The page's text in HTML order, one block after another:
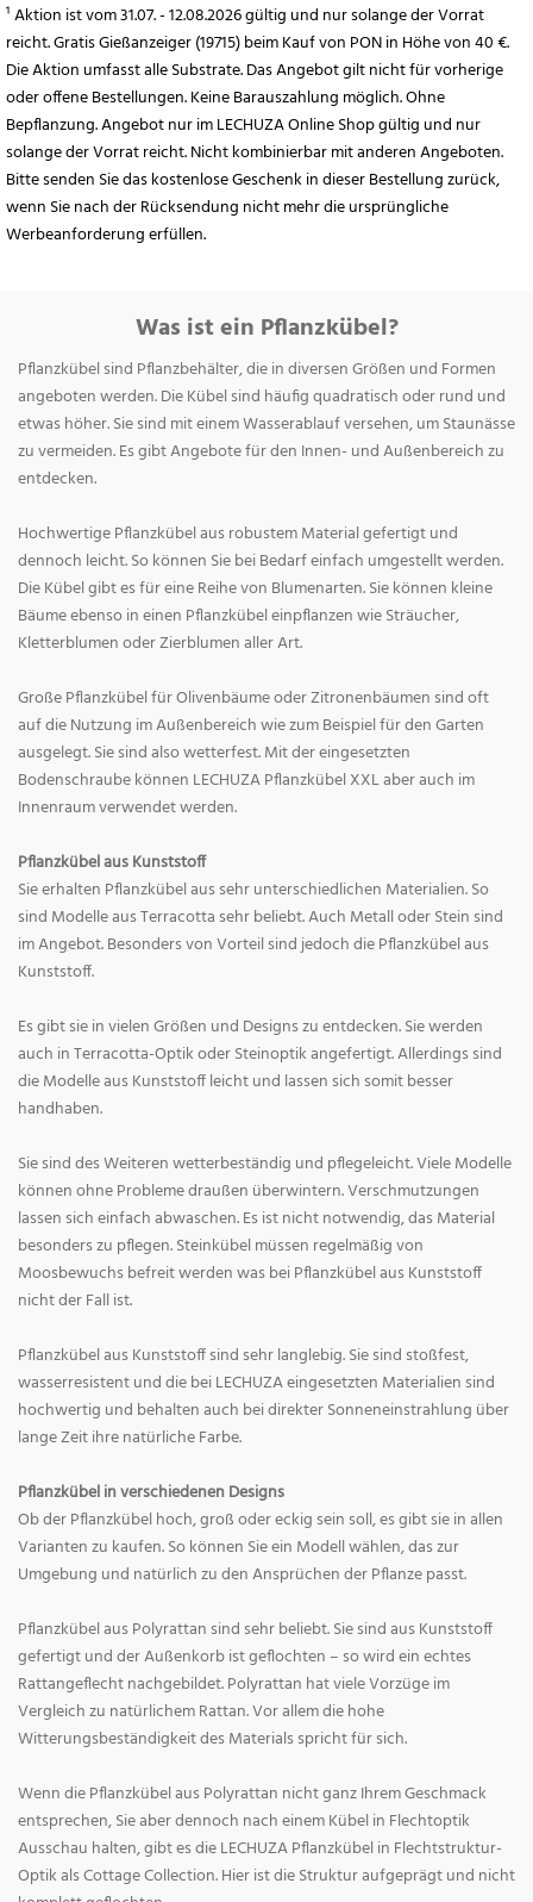
¹ Aktion ist vom 31.07. - 12.08.2026 gültig und nur solange der Vorrat
reicht. Gratis Gießanzeiger (19715) beim Kauf von PON in Höhe von 40 €.
Die Aktion umfasst alle Substrate. Das Angebot gilt nicht für vorherige
oder offene Bestellungen. Keine Barauszahlung möglich. Ohne
Bepflanzung. Angebot nur im LECHUZA Online Shop gültig und nur
solange der Vorrat reicht. Nicht kombinierbar mit anderen Angeboten.
Bitte senden Sie das kostenlose Geschenk in dieser Bestellung zurück,
wenn Sie nach der Rücksendung nicht mehr die ursprüngliche
Werbeanforderung erfüllen.
Was ist ein Pflanzkübel?
Pflanzkübel sind Pflanzbehälter, die in diversen Größen und Formen
angeboten werden. Die Kübel sind häufig quadratisch oder rund und
etwas höher. Sie sind mit einem Wasserablauf versehen, um Staunässe
zu vermeiden. Es gibt Angebote für den Innen- und Außenbereich zu
entdecken.
Hochwertige Pflanzkübel aus robustem Material gefertigt und
dennoch leicht. So können Sie bei Bedarf einfach umgestellt werden.
Die Kübel gibt es für eine Reihe von Blumenarten. Sie können kleine
Bäume ebenso in einen Pflanzkübel einpflanzen wie Sträucher,
Kletterblumen oder Zierblumen aller Art.
Große Pflanzkübel für Olivenbäume oder Zitronenbäumen sind oft
auf die Nutzung im Außenbereich wie zum Beispiel für den Garten
ausgelegt. Sie sind also wetterfest. Mit der eingesetzten
Bodenschraube können LECHUZA Pflanzkübel XXL aber auch im
Innenraum verwendet werden.
Pflanzkübel aus Kunststoff
Sie erhalten Pflanzkübel aus sehr unterschiedlichen Materialien. So
sind Modelle aus Terracotta sehr beliebt. Auch Metall oder Stein sind
im Angebot. Besonders von Vorteil sind jedoch die Pflanzkübel aus
Kunststoff.
Es gibt sie in vielen Größen und Designs zu entdecken. Sie werden
auch in Terracotta-Optik oder Steinoptik angefertigt. Allerdings sind
die Modelle aus Kunststoff leicht und lassen sich somit besser
handhaben.
Sie sind des Weiteren wetterbeständig und pflegeleicht. Viele Modelle
können ohne Probleme draußen überwintern. Verschmutzungen
lassen sich einfach abwaschen. Es ist nicht notwendig, das Material
besonders zu pflegen. Steinkübel müssen regelmäßig von
Moosbewuchs befreit werden was bei Pflanzkübel aus Kunststoff
nicht der Fall ist.
Pflanzkübel aus Kunststoff sind sehr langlebig. Sie sind stoßfest,
wasserresistent und die bei LECHUZA eingesetzten Materialien sind
hochwertig und behalten auch bei direkter Sonneneinstrahlung über
lange Zeit ihre natürliche Farbe.
Pflanzkübel in verschiedenen Designs
Ob der Pflanzkübel hoch, groß oder eckig sein soll, es gibt sie in allen
Varianten zu kaufen. So können Sie ein Modell wählen, das zur
Umgebung und natürlich zu den Ansprüchen der Pflanze passt.
Pflanzkübel aus Polyrattan sind sehr beliebt. Sie sind aus Kunststoff
gefertigt und der Außenkorb ist geflochten – so wird ein echtes
Rattangeflecht nachgebildet. Polyrattan hat viele Vorzüge im
Vergleich zu natürlichem Rattan. Vor allem die hohe
Witterungsbeständigkeit des Materials spricht für sich.
Wenn die Pflanzkübel aus Polyrattan nicht ganz Ihrem Geschmack
entsprechen, Sie aber dennoch nach einem Kübel in Flechtoptik
Ausschau halten, gibt es die LECHUZA Pflanzkübel in Flechtstruktur-
Optik als Cottage Collection. Hier ist die Struktur aufgeprägt und nicht